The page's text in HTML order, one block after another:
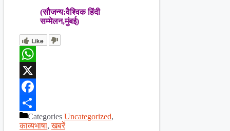
(सौजन्य:वैश्विक हिंदी
सम्मेलन,मुंबई)
Like
WhatsApp
X
Facebook
ShareCategories Uncategorized,
काव्यभाषा,खबरें